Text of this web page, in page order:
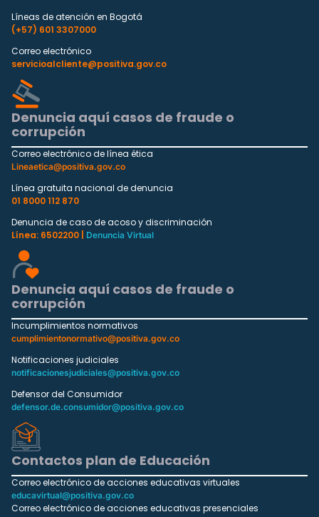
Líneas de atención en Bogotá
(+57) 601 3307000
Correo electrónico
servicioalcliente@positiva.gov.co
Denuncia aquí casos de fraude o
corrupción
Correo electrónico de línea ética
Lineaetica@positiva.gov.co
Línea gratuita nacional de denuncia
01 8000 112 870
Denuncia de caso de acoso y discriminación
Línea: 6502200 |
Denuncia Virtual
Denuncia aquí casos de fraude o
corrupción
Incumplimientos normativos
cumplimientonormativo@positiva.gov.co
Notificaciones judiciales
notificacionesjudiciales@positiva.gov.co
Defensor del Consumidor
defensor.de.consumidor@positiva.gov.co
Contactos plan de Educación
Correo electrónico de acciones educativas virtuales
educavirtual@positiva.gov.co
Correo electrónico de acciones educativas presenciales